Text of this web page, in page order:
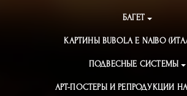
БАГЕТ
КАРТИНЫ BUBOLA E NAIBO
ПОДВЕСНЫЕ СИСТЕМЫ
АРТ-ПОСТЕРЫ И РЕПРОДУКЦИИ